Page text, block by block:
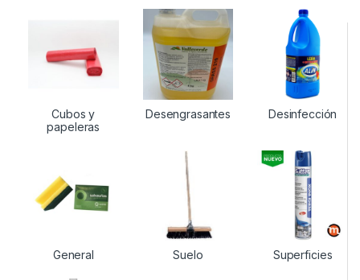
Cubos y
papeleras
Desengrasantes Desinfección
General Suelo Superficies